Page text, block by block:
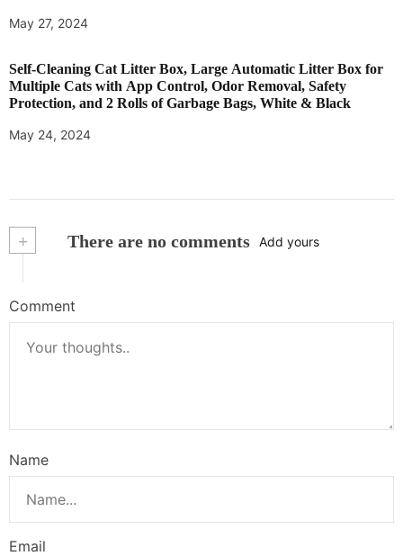
May 27, 2024
Self-Cleaning Cat Litter Box, Large Automatic Litter Box for
Multiple Cats with App Control, Odor Removal, Safety
Protection, and 2 Rolls of Garbage Bags, White & Black
May 24, 2024
+ There are no comments Add yours
Comment
Name
Email